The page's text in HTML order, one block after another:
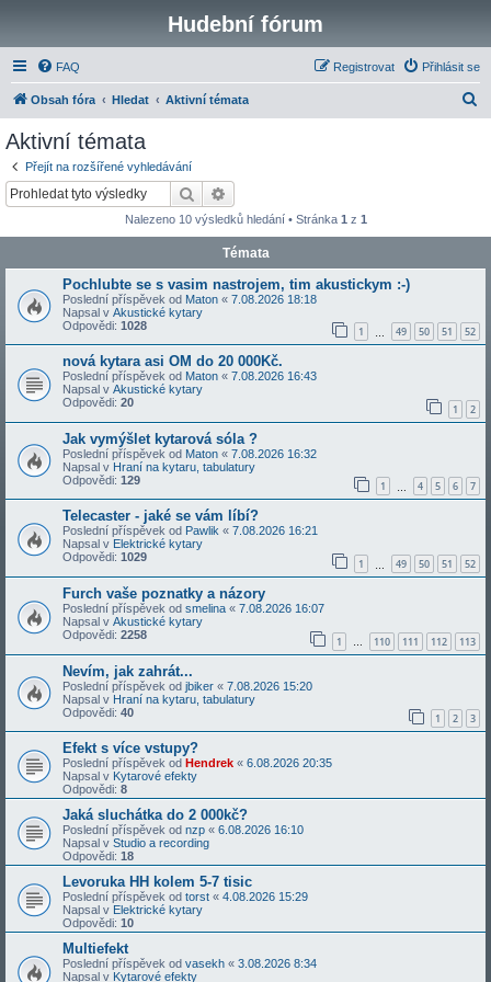
Hudební fórum
FAQ Přihlásit se
Registrovat
Obsah fóra Hledat Aktivní témata
Aktivní témata
Přejít na rozšířené vyhledávání
Hledat
Nalezeno 10 výsledků hledání • Stránka 1 z 1
Témata
Pochlubte se s vasim nastrojem, tim akustickym :-)
Poslední příspěvek od Maton « 7.08.2026 18:18
Napsal v Akustické kytary
Odpovědi: 1028 1 49 50 51 52
nová kytara asi OM do 20 000Kč.
Poslední příspěvek od Maton « 7.08.2026 16:43
Napsal v Akustické kytary
Odpovědi: 20 1 2
Jak vymýšlet kytarová sóla ?
Poslední příspěvek od Maton « 7.08.2026 16:32
Napsal v Hraní na kytaru, tabulatury
Odpovědi: 129 1 4 5 6 7
Telecaster - jaké se vám líbí?
Poslední příspěvek od Pawlik « 7.08.2026 16:21
Napsal v Elektrické kytary
Odpovědi: 1029 1 49 50 51 52
Furch vaše poznatky a názory
Poslední příspěvek od smelina « 7.08.2026 16:07
Napsal v Akustické kytary
Odpovědi: 2258 1 … 110 111 112 113
Nevím, jak zahrát...
Poslední příspěvek od jbiker « 7.08.2026 15:20
Napsal v Hraní na kytaru, tabulatury
Odpovědi: 40 1 2 3
Efekt s více vstupy?
Poslední příspěvek od Hendrek « 6.08.2026 20:35
Napsal v Kytarové efekty
Odpovědi: 8
Jaká sluchátka do 2 000kč?
Poslední příspěvek od nzp « 6.08.2026 16:10
Napsal v Studio a recording
Odpovědi: 18
Levoruka HH kolem 5-7 tisic
Poslední příspěvek od torst « 4.08.2026 15:29
Napsal v Elektrické kytary
Odpovědi: 10
Multiefekt
Poslední příspěvek od vasekh « 3.08.2026 8:34
Napsal v Kytarové efekty